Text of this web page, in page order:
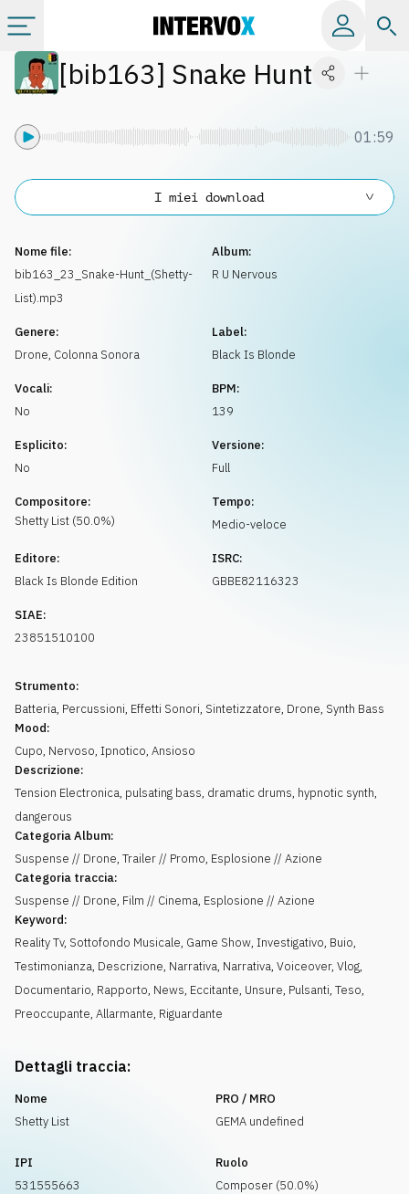
Categorie
Album
Playlist
Licenze
Info
[bib163] Snake Hunt
01:59
Nome file:
bib163_23_Snake-Hunt_(Shetty-
List).mp3
Album:
R U Nervous
Genere:
Drone, Colonna Sonora
Label:
Black Is Blonde
Vocali:
No
BPM:
139
Esplicito:
No
Versione:
Full
Compositore:
Shetty List (50.0%)
Tempo:
Medio-veloce
Editore:
Black Is Blonde Edition
ISRC:
GBBE82116323
SIAE:
23851510100
Strumento:
Batteria, Percussioni, Effetti Sonori, Sintetizzatore, Drone, Synth Bass
Mood:
Cupo, Nervoso, Ipnotico, Ansioso
Descrizione:
Tension Electronica, pulsating bass, dramatic drums, hypnotic synth,
dangerous
Categoria Album:
Suspense // Drone, Trailer // Promo, Esplosione // Azione
Categoria traccia:
Suspense // Drone, Film // Cinema, Esplosione // Azione
Keyword:
Reality Tv, Sottofondo Musicale, Game Show, Investigativo, Buio,
Testimonianza, Descrizione, Narrativa, Narrativa, Voiceover, Vlog,
Documentario, Rapporto, News, Eccitante, Unsure, Pulsanti, Teso,
Preoccupante, Allarmante, Riguardante
I miei download
Dettagli traccia:
Nome
Shetty List
PRO / MRO
GEMA undefined
IPI
531555663
Ruolo
Composer (50.0%)